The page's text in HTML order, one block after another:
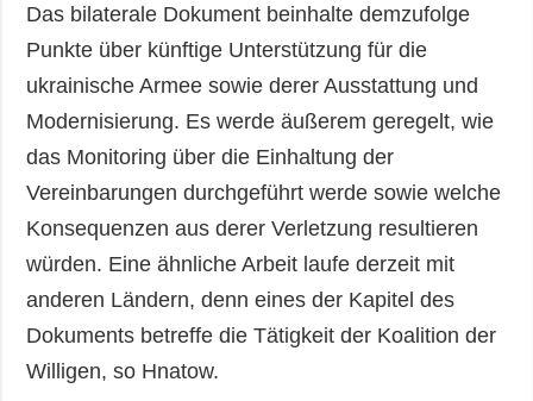
Das bilaterale Dokument beinhalte demzufolge
Punkte über künftige Unterstützung für die
ukrainische Armee sowie derer Ausstattung und
Modernisierung. Es werde äußerem geregelt, wie
das Monitoring über die Einhaltung der
Vereinbarungen durchgeführt werde sowie welche
Konsequenzen aus derer Verletzung resultieren
würden. Eine ähnliche Arbeit laufe derzeit mit
anderen Ländern, denn eines der Kapitel des
Dokuments betreffe die Tätigkeit der Koalition der
Willigen, so Hnatow.